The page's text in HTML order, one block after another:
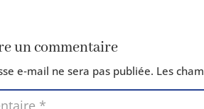
un commentaire
e‑mail ne sera pas publiée. Les